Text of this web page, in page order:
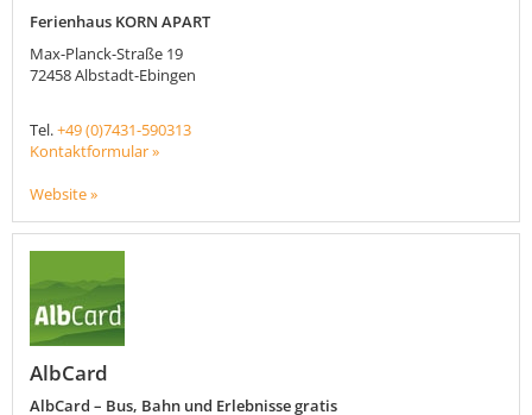
Ferienhaus KORN APART
Max-Planck-Straße 19
72458Albstadt-Ebingen
Tel.+49 (0)7431-590313
Kontaktformular »
Website »
AlbCard
AlbCard – Bus, Bahn und Erlebnisse gratis